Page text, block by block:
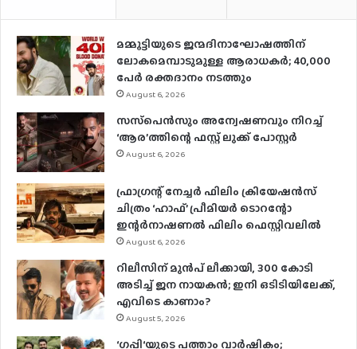
മമ്മൂട്ടിയുടെ ജന്മദിനാഘോഷത്തിന്
ലോകമെമ്പാടുമുള്ള ആരാധകര്‍; 40,000
പേര്‍ രക്തദാനം നടത്തും
August 6, 2026
സസ്‌പെന്‍സും അന്വേഷണവും നിറച്ച്
‘ആര’ത്തിന്റെ ഫസ്റ്റ് ലുക്ക് പോസ്റ്റര്‍
August 6, 2026
ഫ്രാഗ്രന്റ് നേച്ചര്‍ ഫിലിം ക്രിയേഷന്‍സ്
ചിത്രം ‘ഹാഫ്’ പ്രീമിയര്‍ ടൊറന്റോ
ഇന്റര്‍നാഷണല്‍ ഫിലിം ഫെസ്റ്റിവലില്‍
August 6, 2026
റിലീസിന് മുൻപ് ലീക്കായി, 300 കോടി
അടിച്ച് ജന നായകൻ; ഇനി ഒടിടിയിലേക്ക്,
എവിടെ കാണാം?
August 5, 2026
‘ഗപ്പി‘യുടെ പത്താം വാർഷികം;